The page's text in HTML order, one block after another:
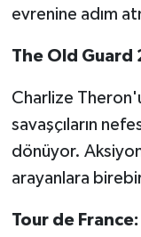
evrenine adım
The Old Guard
Charlize
savaşçıların
dönüyor.
arayanlara
Tour de